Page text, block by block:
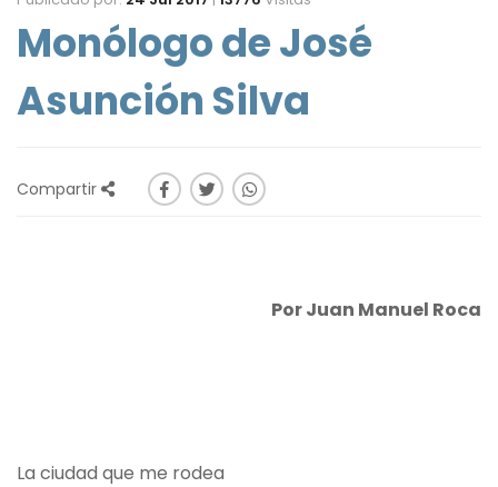
Monólogo de José
Asunción Silva
Compartir
Por Juan Manuel Roca
La ciudad que me rodea